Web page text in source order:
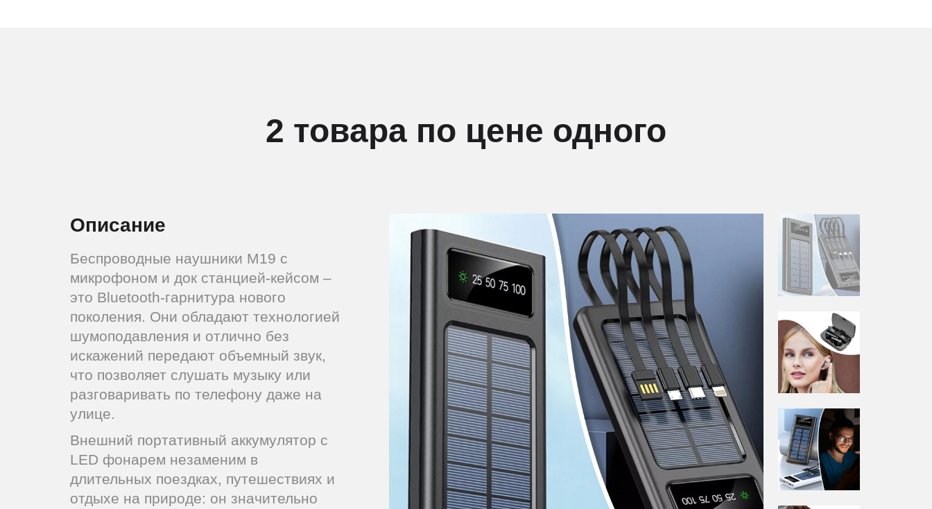
2 товара по цене одного
Описание
Беспроводные наушники M19 с
микрофоном и док станцией-кейсом –
это Bluetooth-гарнитура нового
поколения. Они обладают технологией
шумоподавления и отлично без
искажений передают объемный звук,
что позволяет слушать музыку или
разговаривать по телефону даже на
улице.
Внешний портативный аккумулятор c
LED фонарем незаменим в
длительных поездках, путешествиях и
отдыхе на природе: он значительно